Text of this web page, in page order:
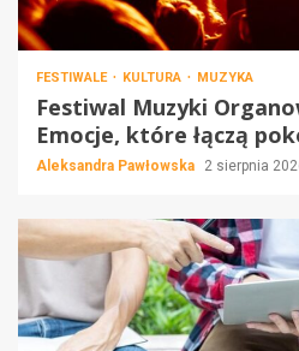
FESTIWALE KULTURA MUZYKA
Festiwal Muzyki
Emocje, które łączą
Aleksandra Pawłowska 2 sierpnia